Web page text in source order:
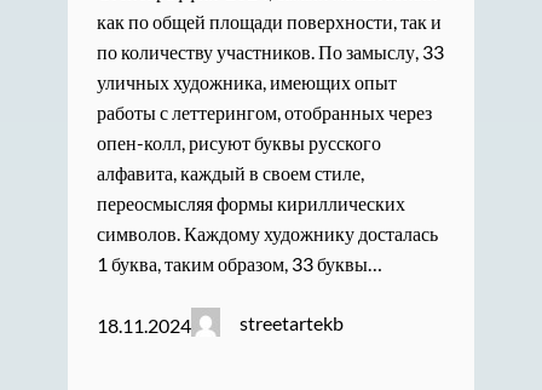
как по общей площади поверхности, так и
по количеству участников. По замыслу, 33
уличных художника, имеющих опыт
работы с леттерингом, отобранных через
опен-колл, рисуют буквы русского
алфавита, каждый в своем стиле,
переосмысляя формы кириллических
символов. Каждому художнику досталась
1 буква, таким образом, 33 буквы…
18.11.2024 streetartekb